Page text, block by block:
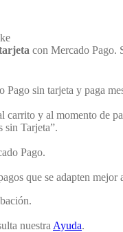
con Mercado Pago.
Pago sin tarjeta y paga
carrito y al momento de
sin Tarjeta”.
Pago.
que se adapten mejor
nuestra Ayuda.